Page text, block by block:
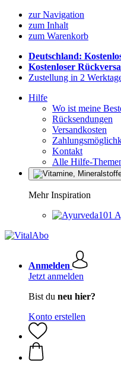
zur Navigation
zum Inhalt
zum Warenkorb
Deutschland:
Kostenloser
Zustellung in 2
Hilfe
Wo ist meine
Rücksendungen
Versandkosten
Kontakt
Alle Hilfe-
Mehr Inspiration
Anmelden
Jetzt anmelden
Bist du neu hier?
Konto erstellen